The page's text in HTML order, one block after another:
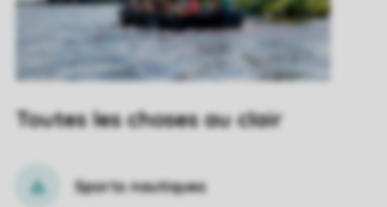
Toutes les choses au clair
Sports nautiques